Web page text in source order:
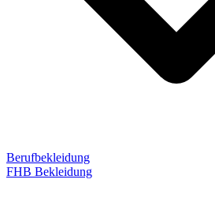
Berufbekleidung
FHB Bekleidung